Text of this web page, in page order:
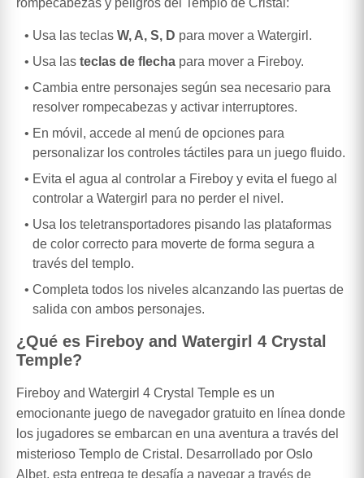
Usa las teclas W, A, S, D para mover a Watergirl.
Usa las teclas de flecha para mover a Fireboy.
Cambia entre personajes según sea necesario para
resolver rompecabezas y activar interruptores.
En móvil, accede al menú de opciones para
personalizar los controles táctiles para un juego fluido.
Evita el agua al controlar a Fireboy y evita el fuego al
controlar a Watergirl para no perder el nivel.
Usa los teletransportadores pisando las plataformas
de color correcto para moverte de forma segura a
través del templo.
Completa todos los niveles alcanzando las puertas de
salida con ambos personajes.
¿Qué es Fireboy and Watergirl 4 Crystal
Temple?
Fireboy and Watergirl 4 Crystal Temple es un
emocionante juego de navegador gratuito en línea donde
los jugadores se embarcan en una aventura a través del
misterioso Templo de Cristal. Desarrollado por Oslo
Albet, esta entrega te desafía a navegar a través de